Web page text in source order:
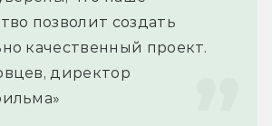
позволит создать
качественный проект.
директор